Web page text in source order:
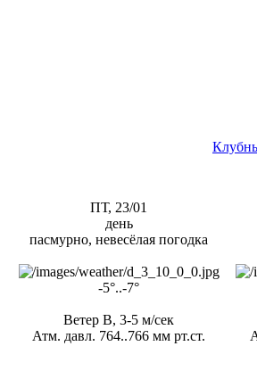
ПТ, 23/01
день
пасмурно, невесёлая погодка
-5°..-7°
Ветер В, 3-5 м/сек
Атм. давл. 764..766 мм рт.ст.